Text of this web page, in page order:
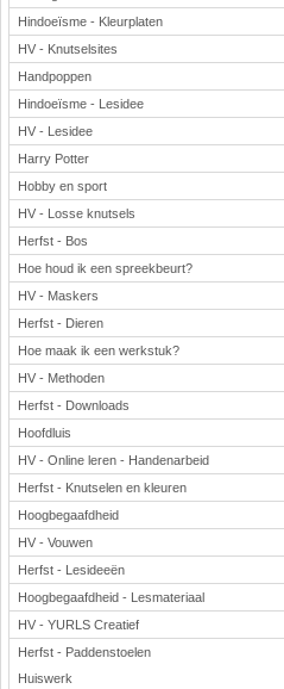
Hindoeïsme - Kleurplaten
HV - Knutselsites
Handpoppen
Hindoeïsme - Lesidee
HV - Lesidee
Harry Potter
Hobby en sport
HV - Losse knutsels
Herfst - Bos
Hoe houd ik een spreekbeurt?
HV - Maskers
Herfst - Dieren
Hoe maak ik een werkstuk?
HV - Methoden
Herfst - Downloads
Hoofdluis
HV - Online leren - Handenarbeid
Herfst - Knutselen en kleuren
Hoogbegaafdheid
HV - Vouwen
Herfst - Lesideeën
Hoogbegaafdheid - Lesmateriaal
HV - YURLS Creatief
Herfst - Paddenstoelen
Huiswerk